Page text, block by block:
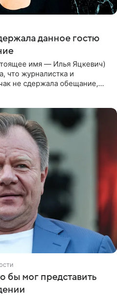
данное гостю
имя — Илья Яцкевич)
что журналистка и
не сдержала обещание,
бы мог представить